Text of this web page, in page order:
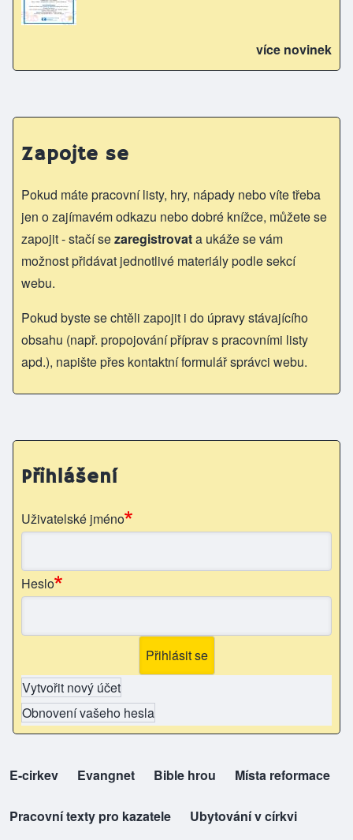
více novinek
Zapojte se
Pokud máte pracovní listy, hry, nápady nebo víte třeba
jen o zajímavém odkazu nebo dobré knížce, můžete se
zapojit - stačí sezaregistrovata ukáže se vám
možnost přidávat jednotlivé materiály podle sekcí
webu.
Pokud byste se chtěli zapojit i do úpravy stávajícího
obsahu (např. propojování příprav s pracovními listy
apd.), napište přes kontaktní formulář správci webu.
Přihlášení
Uživatelské jméno
Heslo
Vytvořit nový účet
Obnovení vašeho hesla
top-odkazy
E-cirkev
(opens in new tab)
Evangnet
(opens in new tab)Bible hrou
(opens in new tab)Místa reformace
(opens in new tab)
Pracovní texty pro kazatele
(opens in new tab) Ubytování v církvi
(opens in new tab)